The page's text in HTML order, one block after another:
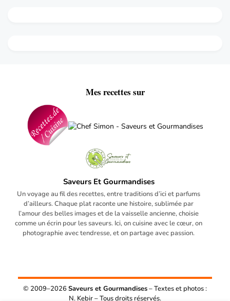
Mes recettes sur
Saveurs Et Gourmandises
Un voyage au fil des recettes, entre traditions d’ici et parfums
d’ailleurs. Chaque plat raconte une histoire, sublimée par
l’amour des belles images et de la vaisselle ancienne, choisie
comme un écrin pour les saveurs. Ici, on cuisine avec le cœur, on
photographie avec tendresse, et on partage avec passion.
© 2009–2026Saveurs et Gourmandises– Textes et photos :
N. Kebir – Tous droits réservés.